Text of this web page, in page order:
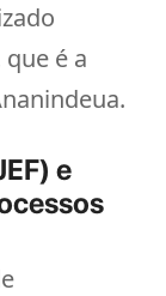
que é a
e